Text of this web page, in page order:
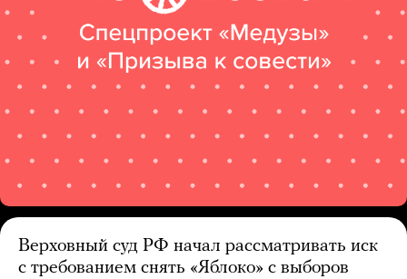
Верховный суд РФ начал рассматривать иск
с требованием снять «Яблоко» с выборов